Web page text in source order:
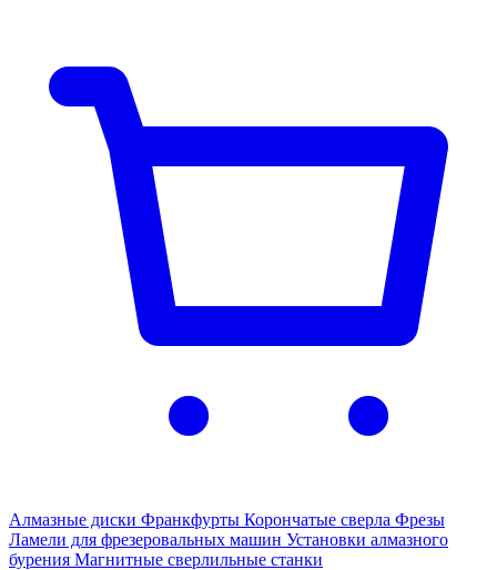
Алмазные диски Франкфурты Корончатые сверла Фрезы
Ламели для фрезеровальных машин Установки алмазного
бурения Магнитные сверлильные станки